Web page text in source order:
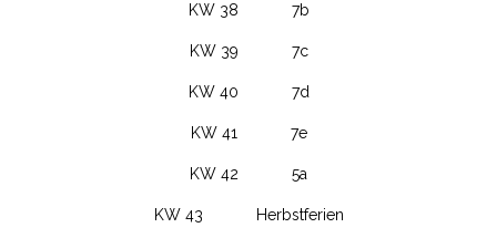
KW 38 7b
KW 39 7c
KW 40 7d
KW 41 7e
KW 42 5a
KW 43 Herbstferien